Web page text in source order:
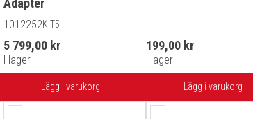
Adapter
1012252KIT5
5 799,00 kr
I lager
Lägg i varukorg
199,00 kr
I lager
Lägg i varukorg